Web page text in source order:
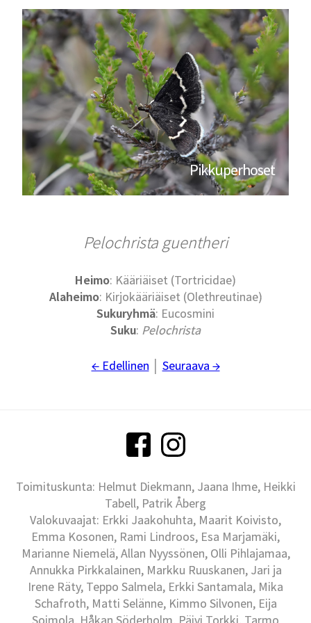
Pikkuperhoset
Pelochrista guentheri
Heimo: Kääriäiset (Tortricidae)
Alaheimo: Kirjokääriäiset (Olethreutinae)
Sukuryhmä: Eucosmini
Suku: Pelochrista
← Edellinen Seuraava →
Toimituskunta: Helmut Diekmann, Jaana Ihme, Heikki
Tabell, Patrik Åberg
Valokuvaajat: Erkki Jaakohuhta, Maarit Koivisto,
Emma Kosonen, Rami Lindroos, Esa Marjamäki,
Marianne Niemelä, Allan Nyyssönen, Olli Pihlajamaa,
Annukka Pirkkalainen, Markku Ruuskanen, Jari ja
Irene Räty, Teppo Salmela, Erkki Santamala, Mika
Schafroth, Matti Selänne, Kimmo Silvonen, Eija